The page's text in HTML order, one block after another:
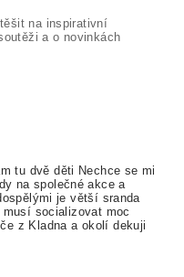
na inspirativní
a o novinkách
tu dvě děti Nechce se mi
na společné akce a
je větší sranda
socializovat moc
z Kladna a okolí dekuji